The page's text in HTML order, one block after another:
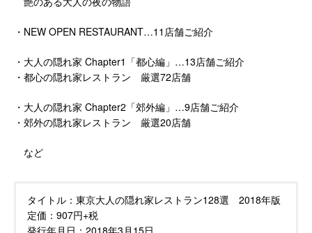
・NEW OPEN RESTAURANT…11店舗ご紹介
・大人の隠れ家 Chapter1「都心編」…13店舗ご紹介
・都心の隠れ家レストラン 厳選72店舗
・大人の隠れ家 Chapter2「郊外編」…9店舗ご紹介
・郊外の隠れ家レストラン 厳選20店舗
など
タイトル： 東京大人の隠れ家レストラン128選 2018年版
定価： 907円+税